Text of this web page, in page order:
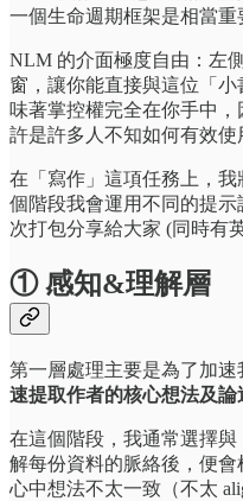
一個生命週期框架是相當重
NLM 的介面極度自由：左
窗，讓你能直接與這位「
味著掌控權完全在你手中
許是許多人不知如何有效使
在「寫作」這項任務上，
個階段我會運用不同的提示
次打包分享給大家 (同時有
① 感知&理解層
第一層處理主要是為了加
速提取作者的核心想法及論
在這個階段，我通常選擇
解每份資料的脈絡後，便
心中想法不太一致（不太